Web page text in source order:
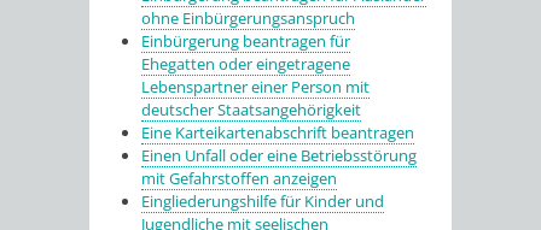
ohne Einbürgerungsanspruch
Einbürgerung beantragen für
Ehegatten oder eingetragene
Lebenspartner einer Person mit
deutscher Staatsangehörigkeit
Eine Karteikartenabschrift beantragen
Einen Unfall oder eine Betriebsstörung
mit Gefahrstoffen anzeigen
Eingliederungshilfe für Kinder und
Jugendliche mit seelischen